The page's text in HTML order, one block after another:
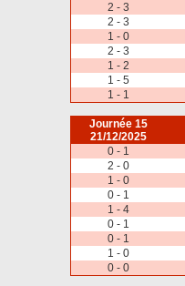
2 - 3
2 - 3
1 - 0
2 - 3
1 - 2
1 - 5
1 - 1
Journée 15
21/12/2025
0 - 1
2 - 0
1 - 0
0 - 1
1 - 4
0 - 1
0 - 1
1 - 0
0 - 0